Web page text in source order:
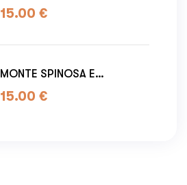
BUCA DELLE FATE
15.00 €
MONTE SPINOSA E
CAMPIGLIA MARITTIMA
15.00 €